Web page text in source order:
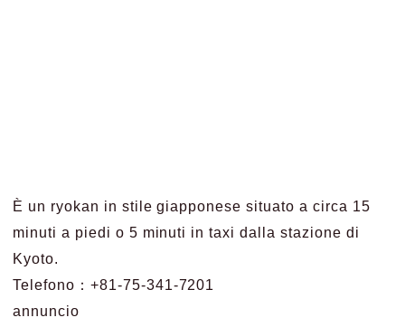
È un ryokan in stile giapponese situato a circa 15
minuti a piedi o 5 minuti in taxi dalla stazione di
Kyoto.
Telefono：+81-75-341-7201
annuncio